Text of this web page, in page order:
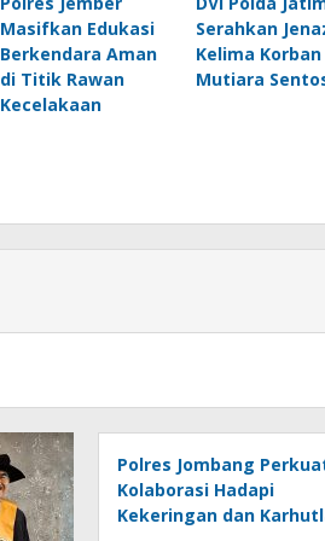
Masifkan Edukasi
Berkendara Aman
di Titik Rawan
Kecelakaan
Serahkan
Kelima Korban
Mutiara
Polres Jombang
Kolaborasi Hadapi
Kekeringan dan